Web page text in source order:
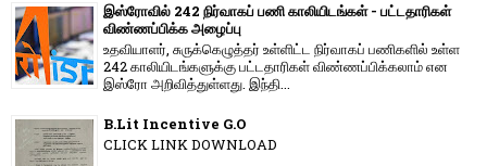
இஸ்ரோவில் 242 நிர்வாகப் பணி காலியிடங்கள் - பட்டதாரிகள்
விண்ணப்பிக்க அழைப்பு
உதவியாளர், சுருக்கெழுத்தர் உள்ளிட்ட நிர்வாகப் பணிகளில் உள்ள
242 காலியிடங்களுக்கு பட்டதாரிகள் விண்ணப்பிக்கலாம் என
இஸ்ரோ அறிவித்துள்ளது. இந்தி...
B.Lit Incentive G.O
CLICK LINK DOWNLOAD